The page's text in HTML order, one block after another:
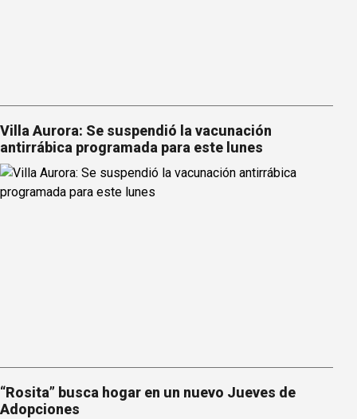
Villa Aurora: Se suspendió la vacunación
antirrábica programada para este lunes
“Rosita” busca hogar en un nuevo Jueves de
Adopciones